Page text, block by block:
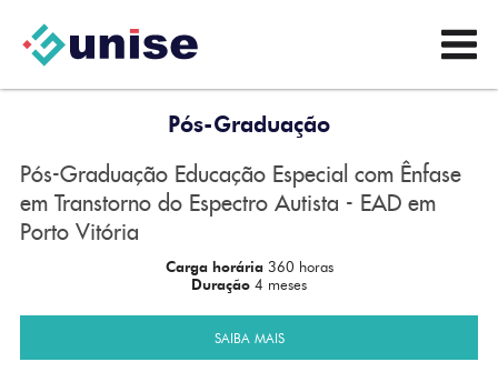
Pós-Graduação
Pós-Graduação Educação Especial com Ênfase
em Transtorno do Espectro Autista - EAD em
Porto Vitória
Carga horária 360 horas
Duração 4 meses
SAIBA MAIS